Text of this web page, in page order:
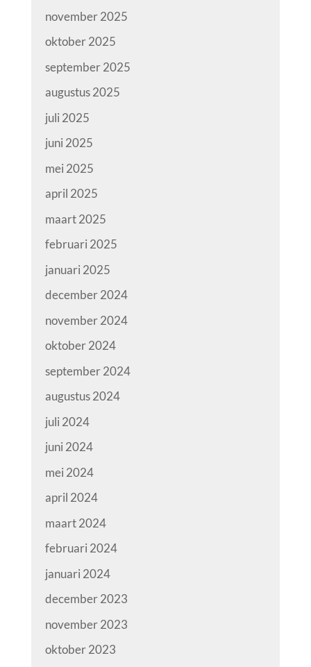
november 2025
oktober 2025
september 2025
augustus 2025
juli 2025
juni 2025
mei 2025
april 2025
maart 2025
februari 2025
januari 2025
december 2024
november 2024
oktober 2024
september 2024
augustus 2024
juli 2024
juni 2024
mei 2024
april 2024
maart 2024
februari 2024
januari 2024
december 2023
november 2023
oktober 2023